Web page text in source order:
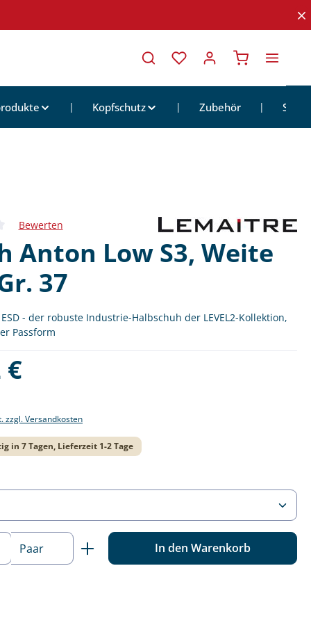
Warenkorb
Kopfschutz Zubehör
Bewerten
Anton Low S3, Weite
37
- der robuste Industrie-Halbschuh der LEVEL2-Kollektion,
Passform
€
zzgl. Versandkosten
in 7 Tagen, Lieferzeit 1-2 Tage
Gib den gewünschten Wert
Paar In den Warenkorb